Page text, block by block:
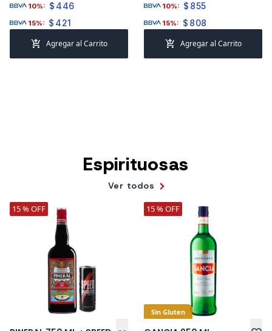
10%: $ 446
15%: $ 421
add_shopping_cart Agregar al Carrito
10%: $ 855
15%: $ 808
add_shopping_cart Agregar al Carrito
Espirituosas
Ver todos
15 % OFF 15 % OFF
Sin Gluten